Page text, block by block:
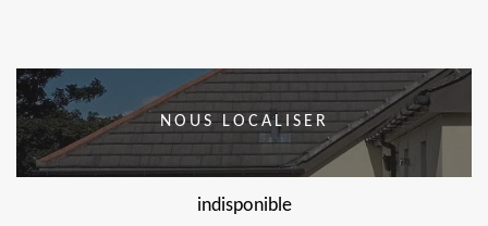
NOUS LOCALISER
indisponible